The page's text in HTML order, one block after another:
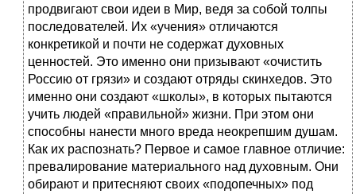
продвигают свои идеи в Мир, ведя за собой толпы
последователей. Их «учения» отличаются
конкретикой и почти не содержат духовных
ценностей. Это именно они призывают «очистить
Россию от грязи» и создают отряды скинхедов. Это
именно они создают «школы», в которых пытаются
учить людей «правильной» жизни. При этом они
способны нанести много вреда неокрепшим душам.
Как их распознать? Первое и самое главное отличие:
превалирование материального над духовным. Они
обирают и притесняют своих «подопечных» под